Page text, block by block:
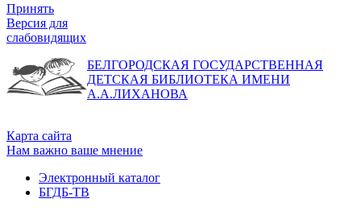
Принять
Версия для
слабовидящих
БЕЛГОРОДСКАЯ ГОСУДАРСТВЕННАЯ
ДЕТСКАЯ БИБЛИОТЕКА ИМЕНИ
А.А.ЛИХАНОВА
Карта сайта
Нам важно ваше мнение
Электронный каталог
БГДБ-ТВ